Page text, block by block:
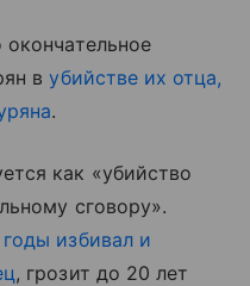
вубийстве их отца,
.
как «убийство
сговору».
избивал и
, грозит до 20 лет